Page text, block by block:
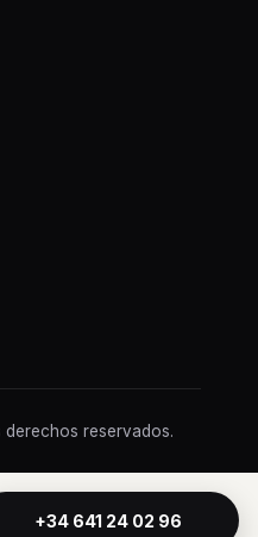
reservados.
+34 641 24 02 96